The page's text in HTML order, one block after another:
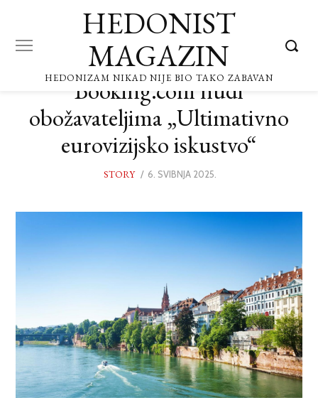
HEDONIST
MAGAZIN
HEDONIZAM NIKAD NIJE BIO TAKO ZABAVAN
Booking.com nudi
obožavateljima „Ultimativno
eurovizijsko iskustvo“
STORY
POSTED
6. SVIBNJA 2025.